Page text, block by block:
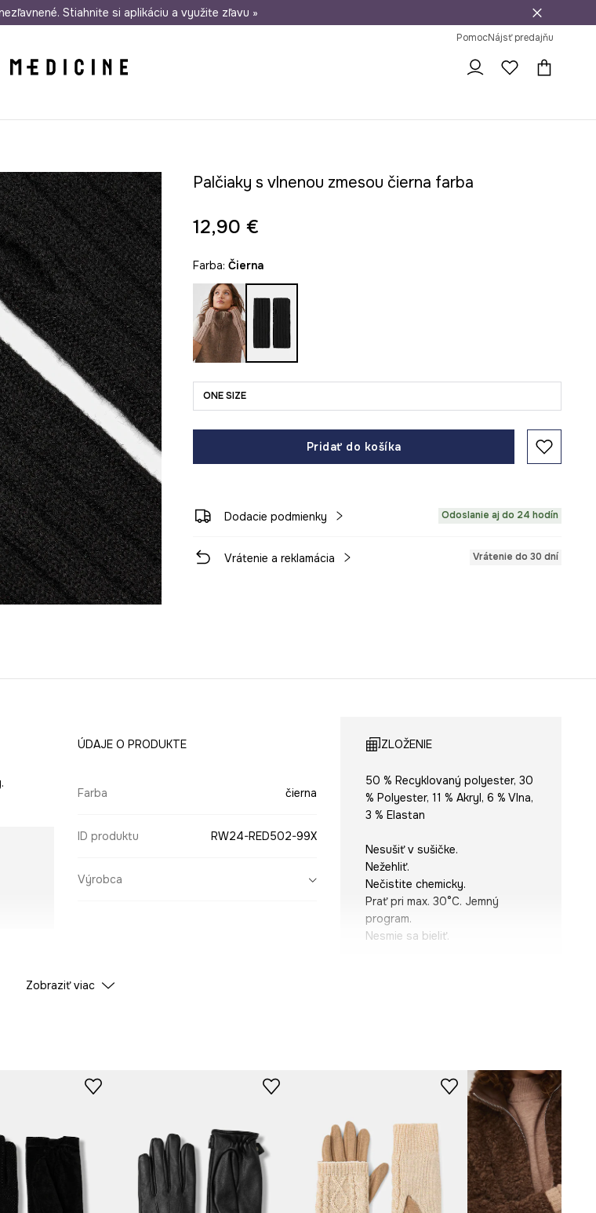
Odoslanie aj do 24 hodín 30 dní na vrátenie tovaru
Stiahnite si aplikáciu a využite zľavu »
PomocNájsť predajňu
Palčiaky s vlnenou zmesou čierna farba
12,90 €
Farba: čierna
ONE SIZE
Pridať do košíka
Dodacie podmienky Odoslanie aj do 24 hodín
Vrátenie a reklamácia Vrátenie do 30 dní
ÚDAJE O PRODUKTE
Farba čierna
ID produktu RW24-RED502-99X
Výrobca
ZLOŽENIE
50 % Recyklovaný polyester, 30
% Polyester, 11 % Akryl, 6 % Vlna,
3 % Elastan
Nesušiť v sušičke.
Nežehliť.
Nečistite chemicky.
Prať pri max. 30°C. Jemný
program.
Nesmie sa bieliť.
Zobraziť viac